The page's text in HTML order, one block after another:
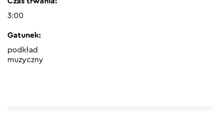
3:00
Gatunek:
podkład
muzyczny